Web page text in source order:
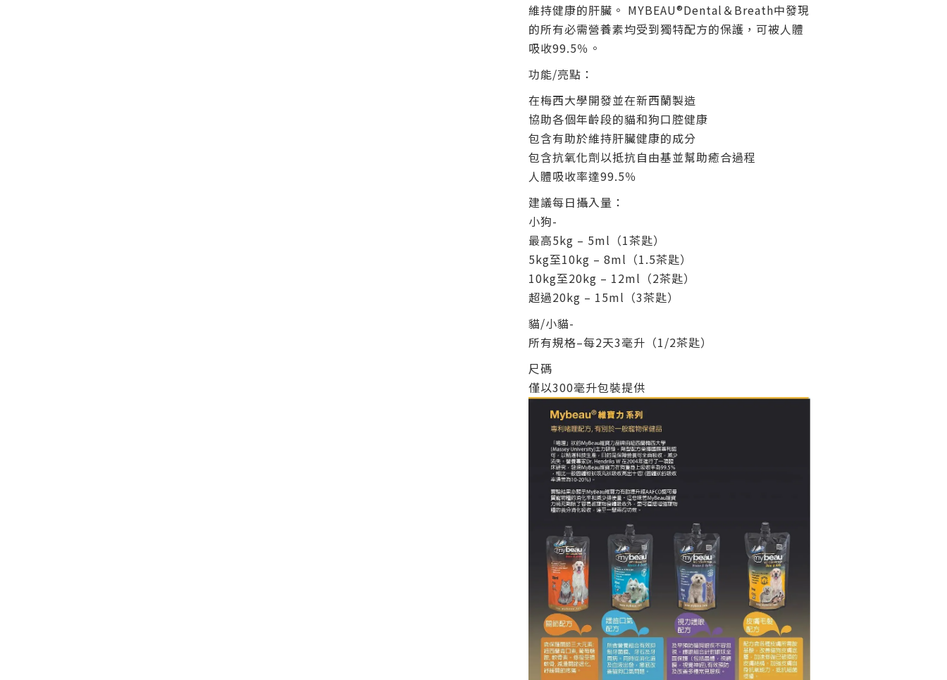
維持健康的肝臟。 MYBEAU®Dental＆Breath中發現
的所有必需營養素均受到獨特配方的保護，可被人體
吸收99.5％。
功能/亮點：
在梅西大學開發並在新西蘭製造
協助各個年齡段的貓和狗口腔健康
包含有助於維持肝臟健康的成分
包含抗氧化劑以抵抗自由基並幫助癒合過程
人體吸收率達99.5％
建議每日攝入量：
小狗-
最高5kg – 5ml（1茶匙）
5kg至10kg – 8ml（1.5茶匙）
10kg至20kg – 12ml（2茶匙）
超過20kg – 15ml（3茶匙）
貓/小貓-
所有規格–每2天3毫升（1/2茶匙）
尺碼
僅以300毫升包裝提供